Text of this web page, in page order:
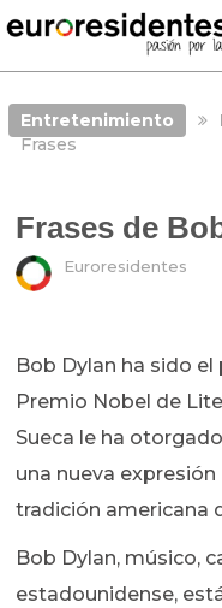
Entretenimiento
Frases
Frases de
Euroresidentes
Bob Dylan ha sido
Premio Nobel de
Sueca le ha
una nueva
tradición americana
Bob Dylan, músico,
estadounidense,